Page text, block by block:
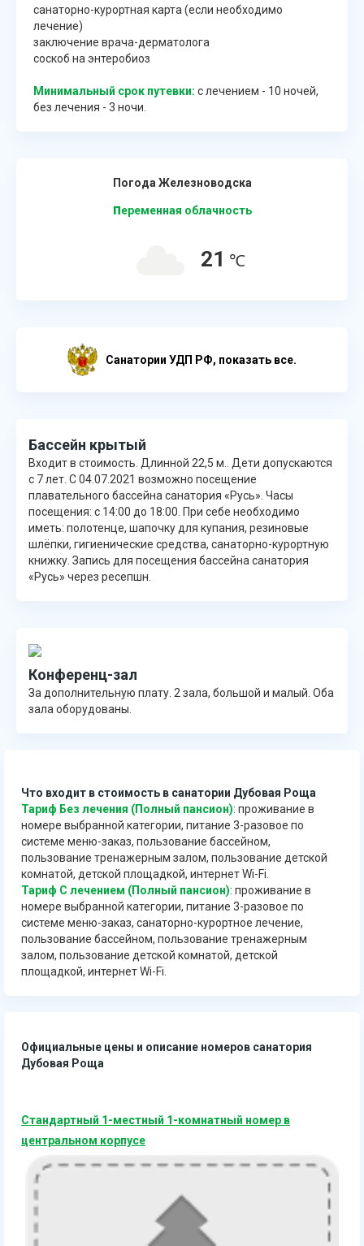
санаторно-курортная карта (если необходимо
лечение)
заключение врача-дерматолога
соскоб на энтеробиоз
Минимальный срок путевки: с лечением - 10 ночей,
без лечения - 3 ночи.
Погода Железноводска
переменная облачность
21 ℃
Cанатории УДП РФ, показать все.
Бассейн крытый
Входит в стоимость. Длинной 22,5 м.. Дети допускаются
с 7 лет. С 04.07.2021 возможно посещение
плавательного бассейна санатория «Русь». Часы
посещения: с 14:00 до 18:00. При себе необходимо
иметь: полотенце, шапочку для купания, резиновые
шлёпки, гигиенические средства, санаторно-курортную
книжку. Запись для посещения бассейна санатория
«Русь» через ресепшн.
Конференц-зал
За дополнительную плату. 2 зала, большой и малый. Оба
зала оборудованы.
Что входит в стоимость в санатории Дубовая Роща
Тариф Без лечения (Полный пансион): проживание в
номере выбранной категории, питание 3-разовое по
системе меню-заказ, пользование бассейном,
пользование тренажерным залом, пользование детской
комнатой, детской площадкой, интернет Wi-Fi.
Тариф С лечением (Полный пансион): проживание в
номере выбранной категории, питание 3-разовое по
системе меню-заказ, санаторно-курортное лечение,
пользование бассейном, пользование тренажерным
залом, пользование детской комнатой, детской
площадкой, интернет Wi-Fi.
Официальные цены и описание номеров санатория
Дубовая Роща
Стандартный 1-местный 1-комнатный номер в
центральном корпусе